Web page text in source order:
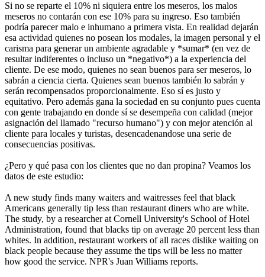
Si no se reparte el 10% ni siquiera entre los meseros, los malos
meseros no contarán con ese 10% para su ingreso. Eso también
podría parecer malo e inhumano a primera vista. En realidad dejarán
esa actividad quienes no posean los modales, la imagen personal y el
carisma para generar un ambiente agradable y *sumar* (en vez de
resultar indiferentes o incluso un *negativo*) a la experiencia del
cliente. De ese modo, quienes no sean buenos para ser meseros, lo
sabrán a ciencia cierta. Quienes sean buenos también lo sabrán y
serán recompensados proporcionalmente. Eso sí es justo y
equitativo. Pero además gana la sociedad en su conjunto pues cuenta
con gente trabajando en donde sí se desempeña con calidad (mejor
asignación del llamado "recurso humano") y con mejor atención al
cliente para locales y turistas, desencadenandose una serie de
consecuencias positivas.
¿Pero y qué pasa con los clientes que no dan propina? Veamos los
datos de este estudio:
A new study finds many waiters and waitresses feel that black
Americans generally tip less than restaurant diners who are white.
The study, by a researcher at Cornell University's School of Hotel
Administration, found that blacks tip on average 20 percent less than
whites. In addition, restaurant workers of all races dislike waiting on
black people because they assume the tips will be less no matter
how good the service. NPR's Juan Williams reports.